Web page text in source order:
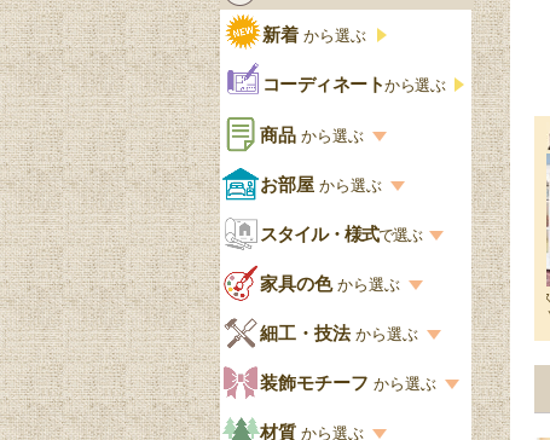
新着 から選ぶ
コーディネートから選ぶ
商品 から選ぶ
商品一覧を見る
収納家具
書棚
デスクおしゃれ
食器棚おしゃれ
お部屋 から選ぶ
お部屋から選ぶ一覧
リビング
キッチン・ダイニング
スタイル・様式で選ぶ
スタイル一覧
英国アンティーク
英国クラシック
家具の色から選ぶ
家具の色一覧
カスタード色
アップルパイ色
細工・技法 から選ぶ
細工・技法の一覧
象嵌・マーケットリー
装飾モチーフ から選ぶ
模様の一覧
材質 から選ぶ